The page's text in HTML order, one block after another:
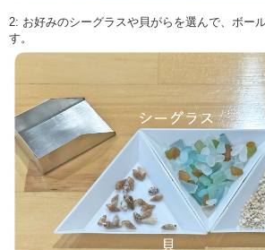
2: お好みのシーグラスや貝がらを選んで、ボー
す。